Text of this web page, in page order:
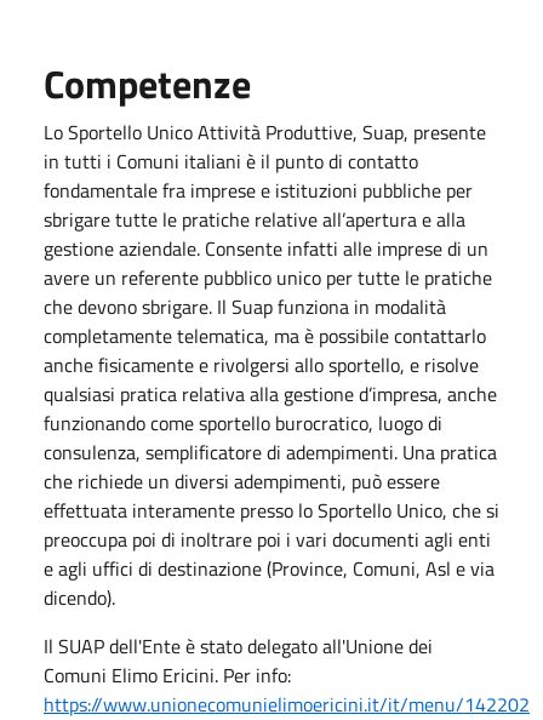
Competenze
Lo Sportello Unico Attività Produttive, Suap, presente
in tutti i Comuni italiani è il punto di contatto
fondamentale fra imprese e istituzioni pubbliche per
sbrigare tutte le pratiche relative all’apertura e alla
gestione aziendale. Consente infatti alle imprese di un
avere un referente pubblico unico per tutte le pratiche
che devono sbrigare. Il Suap funziona in modalità
completamente telematica, ma è possibile contattarlo
anche fisicamente e rivolgersi allo sportello, e risolve
qualsiasi pratica relativa alla gestione d’impresa, anche
funzionando come sportello burocratico, luogo di
consulenza, semplificatore di adempimenti. Una pratica
che richiede un diversi adempimenti, può essere
effettuata interamente presso lo Sportello Unico, che si
preoccupa poi di inoltrare poi i vari documenti agli enti
e agli uffici di destinazione (Province, Comuni, Asl e via
dicendo).
Il SUAP dell'Ente è stato delegato all'Unione dei
Comuni Elimo Ericini. Per info:
https://www.unionecomunielimoericini.it/it/menu/142202